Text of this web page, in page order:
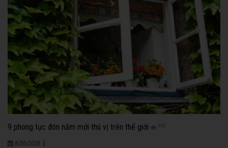
9 phong tục đón năm mới thú vị trên thế giới 867
8/20/2020